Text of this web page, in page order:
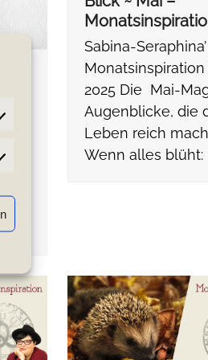
Sabina-
Monatsinspiration
2025 Die Mai-
Augenblicke, die
Leben reich
Wenn alles blüht: